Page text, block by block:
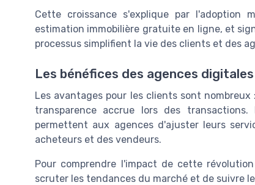
Cette croissance s'explique par l'adoption
estimation immobilière gratuite en ligne, et
processus simplifient la vie des clients et des
Les bénéfices des agences
Les avantages pour les clients sont
transparence accrue lors des
permettent aux agences d'ajuster leurs
acheteurs et des vendeurs.
Pour comprendre l'impact de cette
scruter les tendances du marché et de suivre